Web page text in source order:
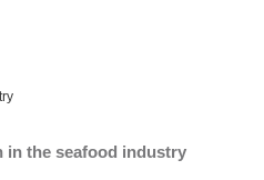
in the seafood industry